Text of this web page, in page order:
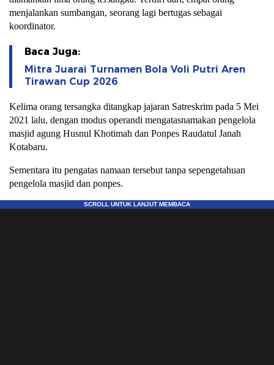
menjalankan sumbangan, seorang lagi bertugas sebagai
koordinator.
Baca Juga:
Mitra Juarai Turnamen Bola Voli Putri Aren
Tirawan Cup 2026
Kelima orang tersangka ditangkap jajaran Satreskrim pada 5 Mei
2021 lalu, dengan modus operandi mengatasnamakan pengelola
masjid agung Husnul Khotimah dan Ponpes Raudatul Janah
Kotabaru.
Sementara itu pengatas namaan tersebut tanpa sepengetahuan
pengelola masjid dan ponpes.